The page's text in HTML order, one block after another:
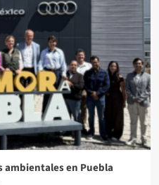
ambientales en Puebla